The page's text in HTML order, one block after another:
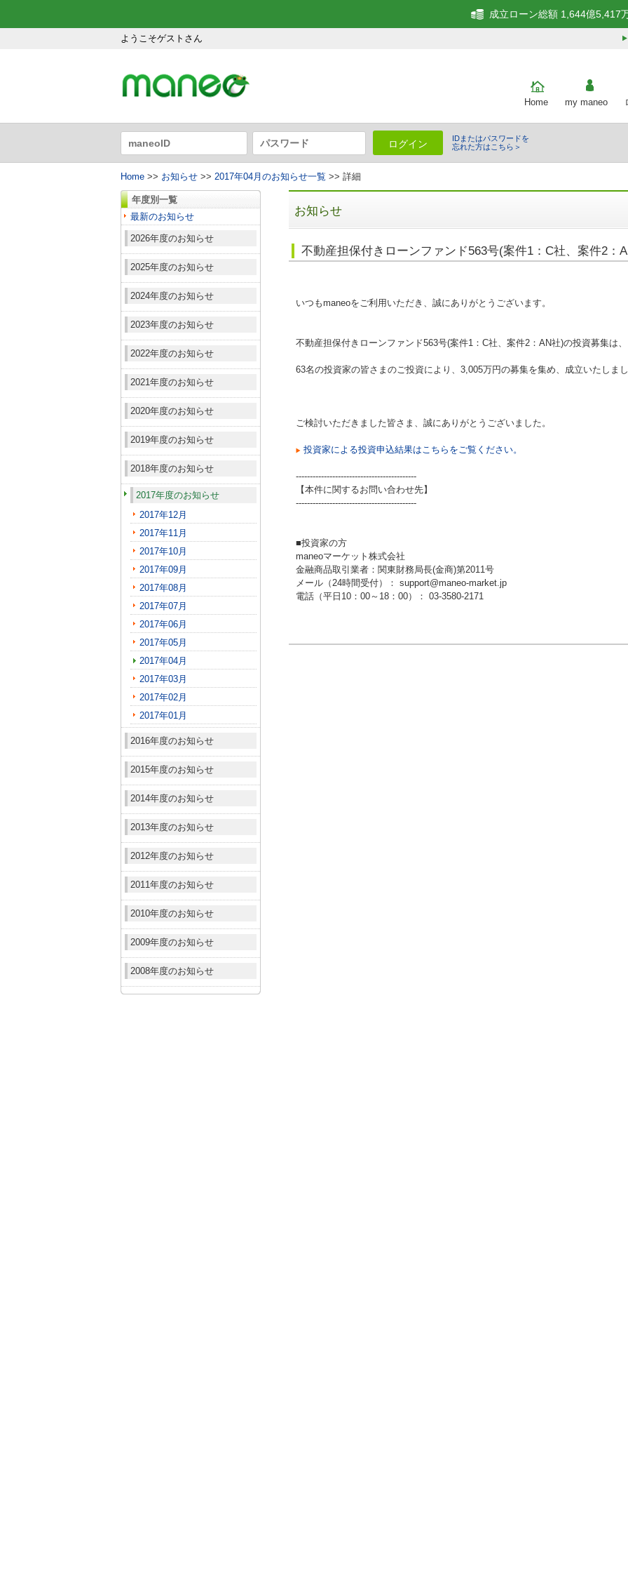
ようこそゲストさん
成立ローン総額 1,644億5,417
Home my maneo
ログイン
IDまたはパスワードを
忘れた方はこちら＞
Home >> お知らせ >> 2017年04月のお知らせ一覧 >> 詳細
年度別一覧
最新のお知らせ
2026年度のお知らせ
2025年度のお知らせ
2024年度のお知らせ
2023年度のお知らせ
2022年度のお知らせ
2021年度のお知らせ
2020年度のお知らせ
2019年度のお知らせ
2018年度のお知らせ
2017年度のお知らせ
2017年12月
2017年11月
2017年10月
2017年09月
2017年08月
2017年07月
2017年06月
2017年05月
2017年04月
2017年03月
2017年02月
2017年01月
2016年度のお知らせ
2015年度のお知らせ
2014年度のお知らせ
2013年度のお知らせ
2012年度のお知らせ
2011年度のお知らせ
2010年度のお知らせ
2009年度のお知らせ
2008年度のお知らせ
お知らせ
不動産担保付きローンファンド563号(案件1：C社、案件2：
いつもmaneoをご利用いただき、誠にありがとうございます。
不動産担保付きローンファンド563号(案件1：C社、案件2：AN社)の投資募集は、
63名の投資家の皆さまのご投資により、3,005万円の募集を集め、成立いたしま
ご検討いただきました皆さま、誠にありがとうございました。
投資家による投資申込結果はこちらをご覧ください。
-------------------------------------------
【本件に関するお問い合わせ先】
-------------------------------------------
■投資家の方
maneoマーケット株式会社
金融商品取引業者：関東財務局長(金商)第2011号
メール（24時間受付）： support@maneo-market.jp
電話（平日10：00～18：00）： 03-3580-2171